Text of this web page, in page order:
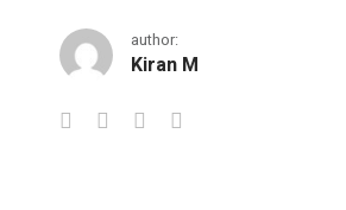
author:
Kiran M